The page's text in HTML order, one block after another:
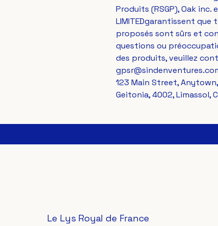
Produits (RSGP), Oak inc.
LIMITEDgarantissent que
proposés sont sûrs et
questions ou
123 Main Street,
Geitonia, 4002, Limassol,
Le Lys Royal de France